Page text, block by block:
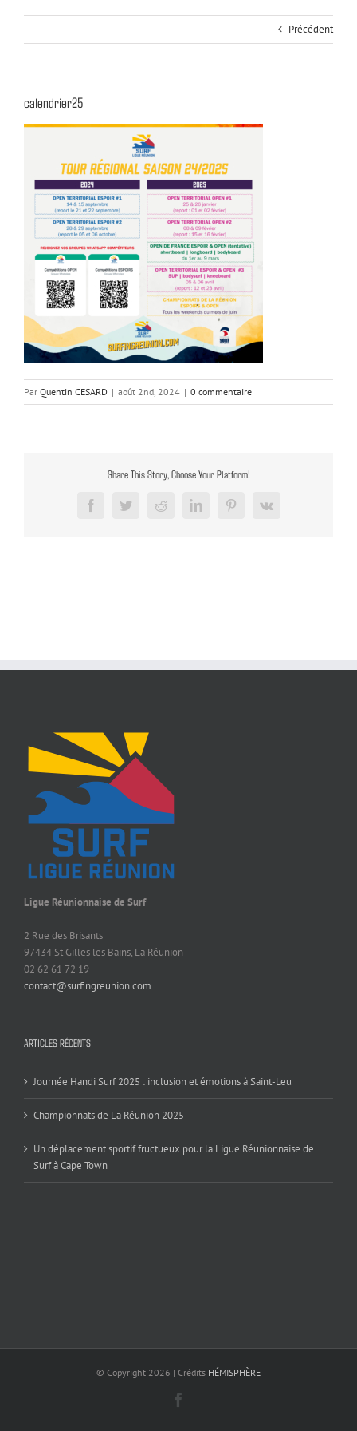
Précédent
calendrier25
Par Quentin CESARD | août 2nd, 2024 | 0 commentaire
Share This Story, Choose Your Platform!
FacebookTwitterRedditLinkedInPinterest
Vk
Ligue Réunionnaise de Surf
2 Rue des Brisants
97434 St Gilles les Bains, La Réunion
02 62 61 72 19
contact@surfingreunion.com
ARTICLES RÉCENTS
Journée Handi Surf 2025 : inclusion et émotions à Saint-Leu
Championnats de La Réunion 2025
Un déplacement sportif fructueux pour la Ligue Réunionnaise de
Surf à Cape Town
© Copyright 2026 | Crédits HÉMISPHÈRE